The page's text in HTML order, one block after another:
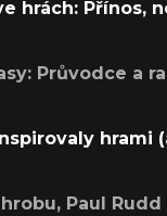
hrách: Přínos,
Průvodce a
hrami
Paul